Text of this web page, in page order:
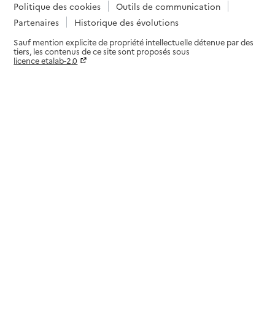
Politique des cookies
Outils de communication
Partenaires
Historique des évolutions
Sauf mention explicite de propriété intellectuelle détenue par des
tiers, les contenus de ce site sont proposés sous
licence etalab-2.0